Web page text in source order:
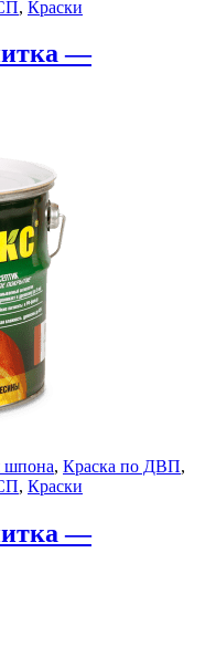
, Краски
—
шпона, Краска по ДВП,
, Краски
—